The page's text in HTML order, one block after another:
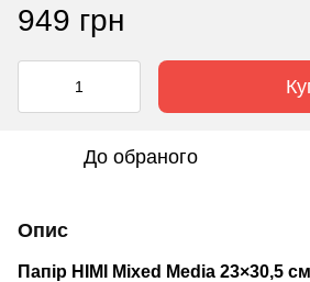
949 грн
До обраного
Опис
Папір HIMI Mixed Media 23×30,5